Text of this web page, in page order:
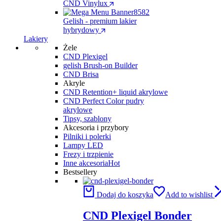
CND Vinylux
Gelish - premium lakier
hybrydowy
Lakiery
Żele
CND Plexigel
gelish Brush-on Builder
CND Brisa
Akryle
CND Retention+ liquid akrylowe
CND Perfect Color pudry
akrylowe
Tipsy, szablony
Akcesoria i przybory
Pilniki i polerki
Lampy LED
Frezy i trzpienie
Inne akcesoriaHot
Bestsellery
Dodaj do koszyka Add to wishlist
CND Plexigel Bonder